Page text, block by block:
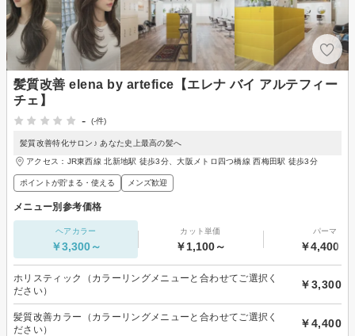
髪質改善 elena by artefice【エレナ バイ アルテフィー
チェ】
-
(-件)
髪質改善特化サロン♪ あなた史上最高の髪へ
アクセス：JR東西線 北新地駅 徒歩3分、大阪メトロ四つ橋線 西梅田駅 徒歩3分
ポイントが貯まる・使える メンズ歓迎
メニュー別参考価格
ヘアカラー
￥3,300～
カット単価
￥1,100～
パーマ
￥4,400～
ホリスティック（カラーリングメニューと合わせてご選択く
ださい）
￥3,300
髪質改善カラー（カラーリングメニューと合わせてご選択く
ださい）
￥4,400